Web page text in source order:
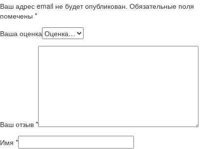
Ваш адрес email не будет опубликован. Обязательные поля
помечены *
Ваша оценка
Ваш отзыв *
Имя *